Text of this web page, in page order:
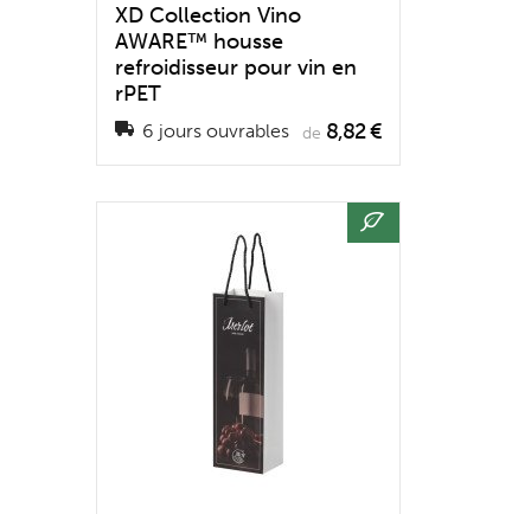
XD Collection Vino
AWARE™ housse
refroidisseur pour vin en
rPET
6 jours ouvrables de 8,82 €